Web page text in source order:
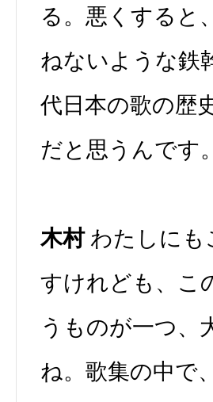
る。悪くすると
ねないような鉄
代日本の歌の歴
だと思うんです。
木村わたしにも
すけれども、こ
うものが一つ、
ね。歌集の中で